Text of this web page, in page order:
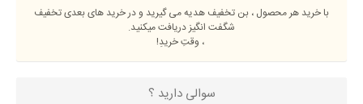
با خرید هر محصول ، بن تخفیف هدیه می گیرید و در خرید های بعدی تخفیف
شگفت انگیز دریافت میکنید.
، وقتِ خریدِ!
سوالی دارید ؟